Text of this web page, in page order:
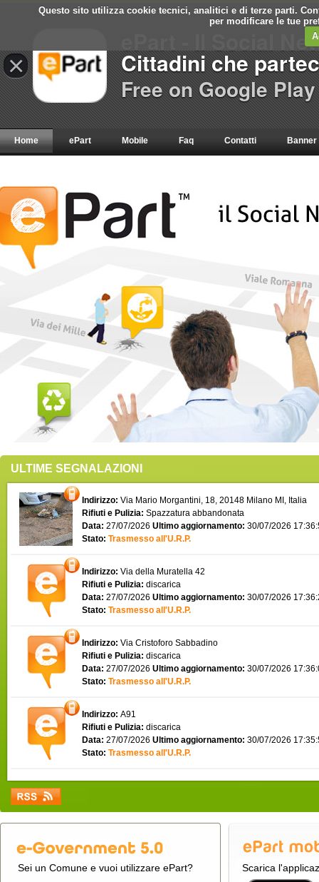
Questo sito utilizza cookie tecnici, analitici e di terze parti.
per modificare le tue
Home ePart Mobile Faq Contatti Banner
ULTIME SEGNALAZIONI
Indirizzo: Via Mario Morgantini, 18, 20148 Milano MI, Italia
Rifiuti e Pulizia: Spazzatura abbandonata
Data: 27/07/2026 Ultimo aggiornamento: 30/07/2026
Stato: Trasmesso all'U.R.P.
Indirizzo: Via della Muratella 42
Rifiuti e Pulizia: discarica
Data: 27/07/2026 Ultimo aggiornamento: 30/07/2026
Stato: Trasmesso all'U.R.P.
Indirizzo: Via Cristoforo Sabbadino
Rifiuti e Pulizia: discarica
Data: 27/07/2026 Ultimo aggiornamento: 30/07/2026
Stato: Trasmesso all'U.R.P.
Indirizzo: A91
Rifiuti e Pulizia: discarica
Data: 27/07/2026 Ultimo aggiornamento: 30/07/2026
Stato: Trasmesso all'U.R.P.
Sei un Comune e vuoi utilizzare ePart? Scarica
×
ePart - Il Social
Cittadini che
Free on Google Play